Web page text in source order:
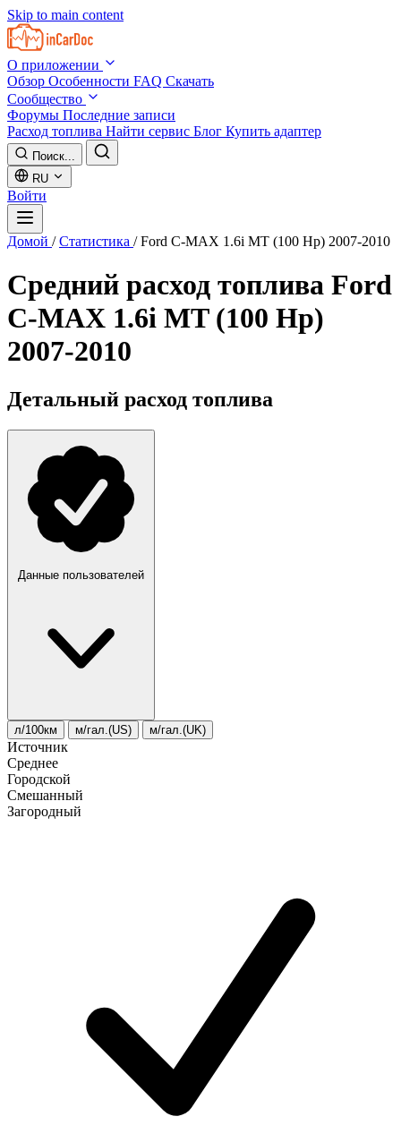
Skip to main content
О приложении
Обзор Особенности FAQ Скачать
Сообщество
Форумы Последние записи
Расход топлива Найти сервис Блог Купить адаптер
Поиск...
RU
Войти
Домой / Статистика / Ford C-MAX 1.6i MT (100 Hp) 2007-2010
Средний расход топлива Ford
C-MAX 1.6i MT (100 Hp)
2007-2010
Детальный расход топлива
Данные пользователей
л/100км м/гал.(US) м/гал.(UK)
Источник
Среднее
Городской
Смешанный
Загородный